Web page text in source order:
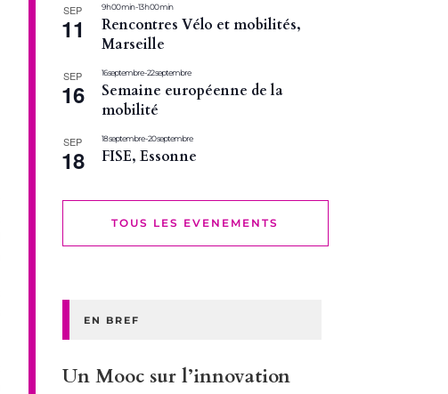
SEP
11
9 h 00 min-13 h 00 min
Rencontres Vélo et mobilités,
Marseille
SEP
16
16 septembre-22 septembre
Semaine européenne de la
mobilité
SEP
18
18 septembre-20 septembre
FISE, Essonne
TOUS LES EVENEMENTS
EN BREF
Un Mooc sur l’innovation